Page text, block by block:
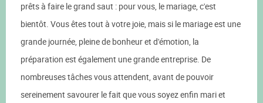
prêts à faire le grand saut : pour vous, le mariage, c'est
bientôt. Vous êtes tout à votre joie, mais si le mariage est une
grande journée, pleine de bonheur et d'émotion, la
préparation est également une grande entreprise. De
nombreuses tâches vous attendent, avant de pouvoir
sereinement savourer le fait que vous soyez enfin mari et